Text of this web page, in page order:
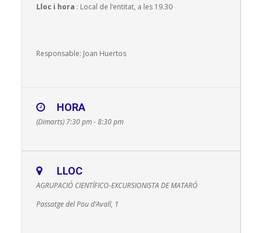
Lloc i hora : Local de l’entitat, a les 19.30
Responsable: Joan Huertos
HORA
(Dimarts) 7:30 pm - 8:30 pm
LLOC
AGRUPACIÓ CIENTÍFICO-EXCURSIONISTA DE MATARÓ
Passatge del Pou d’Avall, 1